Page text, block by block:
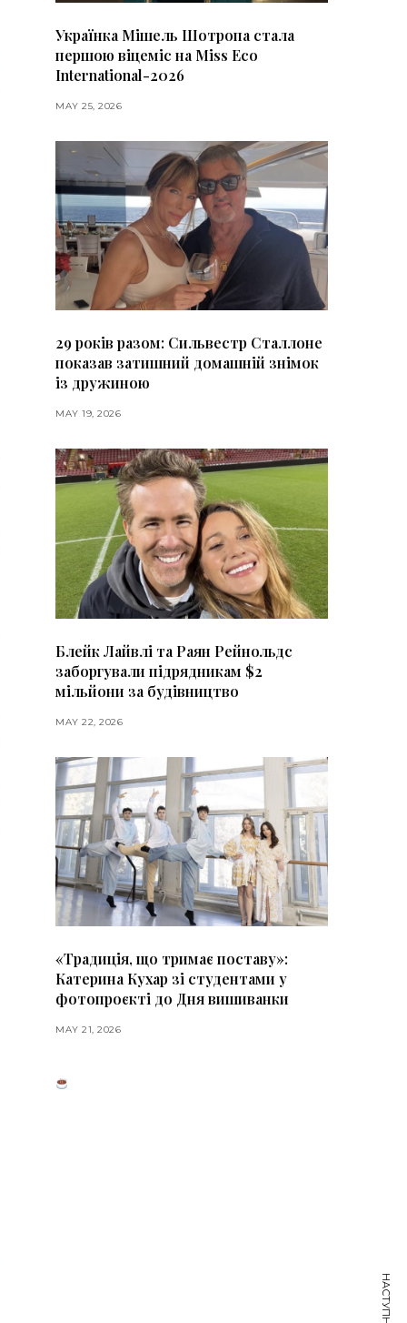
Українка Мішель Шотропа стала
першою віцеміс на Miss Eco
International-2026
MAY 25, 2026
29 років разом: Сильвестр Сталлоне
показав затишний домашній знімок
із дружиною
MAY 19, 2026
Блейк Лайвлі та Раян Рейнольдс
заборгували підрядникам $2
мільйони за будівництво
MAY 22, 2026
«Традиція, що тримає поставу»:
Катерина Кухар зі студентами у
фотопроєкті до Дня вишиванки
MAY 21, 2026